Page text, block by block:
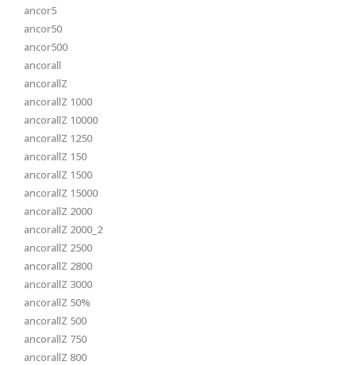
ancor5
ancor50
ancor500
ancorall
ancorallZ
ancorallZ 1000
ancorallZ 10000
ancorallZ 1250
ancorallZ 150
ancorallZ 1500
ancorallZ 15000
ancorallZ 2000
ancorallZ 2000_2
ancorallZ 2500
ancorallZ 2800
ancorallZ 3000
ancorallZ 50%
ancorallZ 500
ancorallZ 750
ancorallZ 800